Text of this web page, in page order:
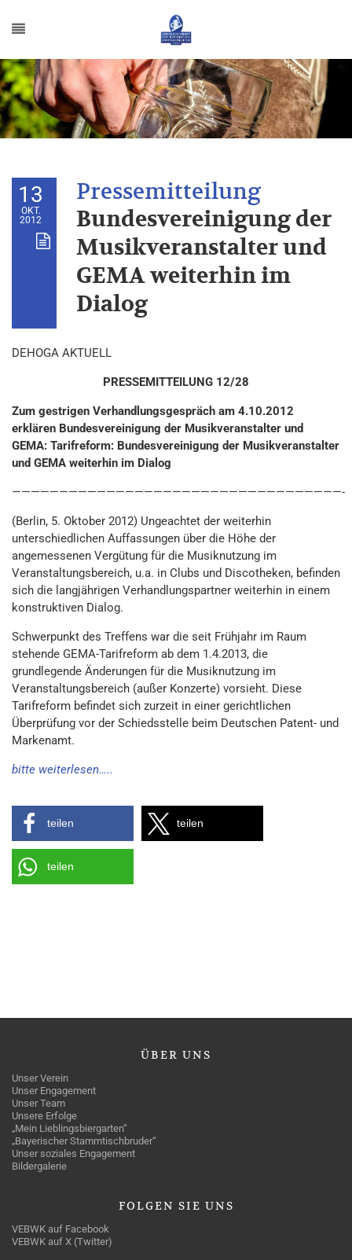
13
OKT.
2012
Bundesvereinigung der
Musikveranstalter und
GEMA weiterhin im
Dialog
DEHOGA AKTUELL
PRESSEMITTEILUNG 12/28
Zum gestrigen Verhandlungsgespräch am 4.10.2012
erklären Bundesvereinigung der Musikveranstalter und
GEMA: Tarifreform: Bundesvereinigung der Musikveranstalter
und GEMA weiterhin im Dialog
———————————————————————————————————-
(Berlin, 5. Oktober 2012) Ungeachtet der weiterhin
unterschiedlichen Auffassungen über die Höhe der
angemessenen Vergütung für die Musiknutzung im
Veranstaltungsbereich, u.a. in Clubs und Discotheken, befinden
sich die langjährigen Verhandlungspartner weiterhin in einem
konstruktiven Dialog.
Schwerpunkt des Treffens war die seit Frühjahr im Raum
stehende GEMA-Tarifreform ab dem 1.4.2013, die
grundlegende Änderungen für die Musiknutzung im
Veranstaltungsbereich (außer Konzerte) vorsieht. Diese
Tarifreform befindet sich zurzeit in einer gerichtlichen
Überprüfung vor der Schiedsstelle beim Deutschen Patent- und
Markenamt.
bitte weiterlesen…..
teilen teilen
teilen
ÜBER UNS
Unser Verein
Unser Engagement
Unser Team
Unsere Erfolge
„Mein Lieblingsbiergarten“
„Bayerischer Stammtischbruder“
Unser soziales Engagement
Bildergalerie
FOLGEN SIE UNS
VEBWK auf Facebook
VEBWK auf X (Twitter)